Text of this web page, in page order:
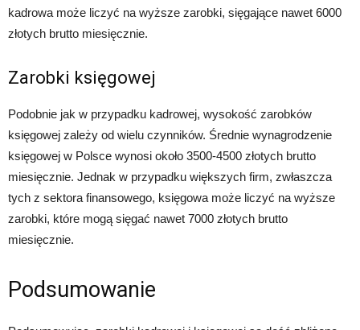
kadrowa może liczyć na wyższe zarobki, sięgające nawet 6000
złotych brutto miesięcznie.
Zarobki księgowej
Podobnie jak w przypadku kadrowej, wysokość zarobków
księgowej zależy od wielu czynników. Średnie wynagrodzenie
księgowej w Polsce wynosi około 3500-4500 złotych brutto
miesięcznie. Jednak w przypadku większych firm, zwłaszcza
tych z sektora finansowego, księgowa może liczyć na wyższe
zarobki, które mogą sięgać nawet 7000 złotych brutto
miesięcznie.
Podsumowanie